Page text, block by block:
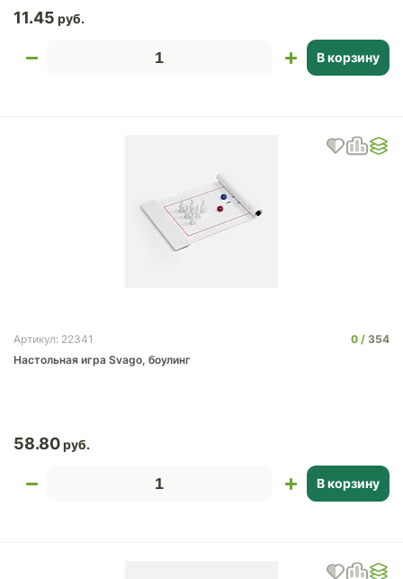
11.45
В корзину
Артикул: 22341 0
354
Настольная игра Svago, боулинг
58.80
В корзину